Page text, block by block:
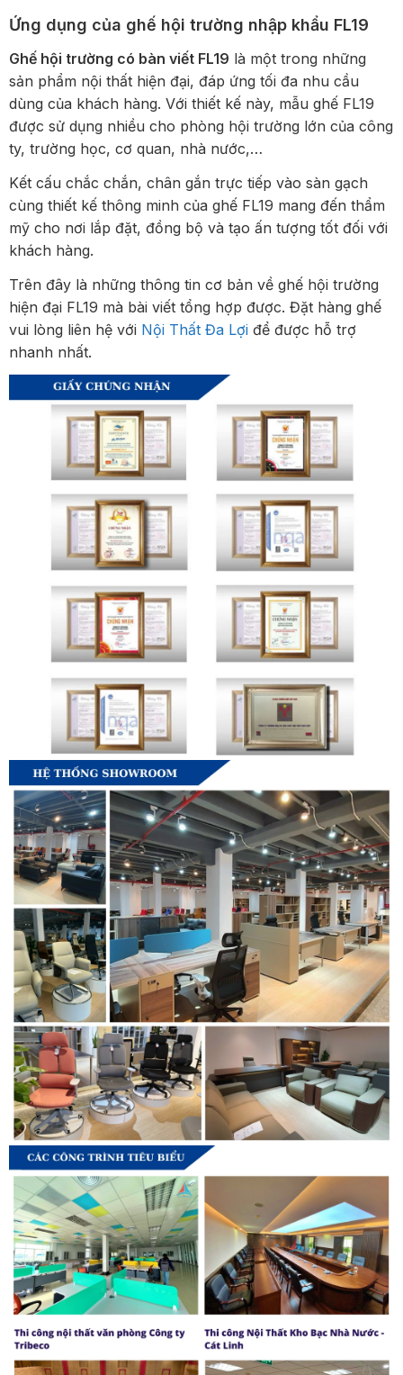
Ứng dụng của ghế hội trường nhập khẩu FL19
Ghế hội trường có bàn viết FL19 là một trong những
sản phẩm nội thất hiện đại, đáp ứng tối đa nhu cầu
dùng của khách hàng. Với thiết kế này, mẫu ghế FL19
được sử dụng nhiều cho phòng hội trường lớn của công
ty, trường học, cơ quan, nhà nước,…
Kết cấu chắc chắn, chân gắn trực tiếp vào sàn gạch
cùng thiết kế thông minh của ghế FL19 mang đến thẩm
mỹ cho nơi lắp đặt, đồng bộ và tạo ấn tượng tốt đối với
khách hàng.
Trên đây là những thông tin cơ bản về ghế hội trường
hiện đại FL19 mà bài viết tổng hợp được. Đặt hàng ghế
vui lòng liên hệ với Nội Thất Đa Lợi để được hỗ trợ
nhanh nhất.